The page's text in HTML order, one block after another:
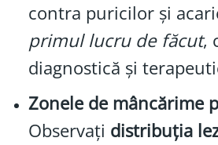
contra puricilor și
primul lucru de făcut,
diagnostică și
Zonele de mâncărime
Observați distribuția